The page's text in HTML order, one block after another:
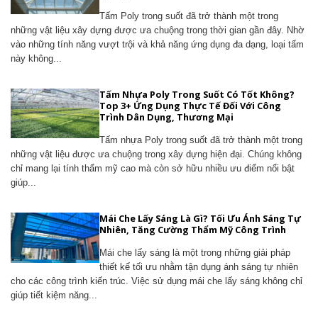
Tấm Poly trong suốt đã trở thành một trong
những vật liệu xây dựng được ưa chuộng trong thời gian gần đây. Nhờ
vào những tính năng vượt trội và khả năng ứng dụng đa dạng, loại tấm
này không...
Tấm Nhựa Poly Trong Suốt Có Tốt Không?
Top 3+ Ứng Dụng Thực Tế Đối Với Công
Trình Dân Dụng, Thương Mại
Tấm nhựa Poly trong suốt đã trở thành một trong
những vật liệu được ưa chuộng trong xây dựng hiện đại. Chúng không
chỉ mang lại tính thẩm mỹ cao mà còn sở hữu nhiều ưu điểm nổi bật
giúp...
Mái Che Lấy Sáng Là Gì? Tối Ưu Ánh Sáng Tự
Nhiên, Tăng Cường Thẩm Mỹ Công Trình
Mái che lấy sáng là một trong những giải pháp
thiết kế tối ưu nhằm tận dụng ánh sáng tự nhiên
cho các công trình kiến trúc. Việc sử dụng mái che lấy sáng không chỉ
giúp tiết kiệm năng...